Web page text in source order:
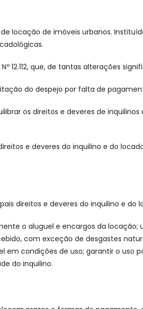
locação de imóveis urbanos.
que, de tantas alterações
do despejo por falta de
os direitos e deveres de
e deveres do inquilino e do
direitos e deveres do inquilino e do
o aluguel e encargos da
com exceção de desgastes
em condições de uso; garantir o
do inquilino.